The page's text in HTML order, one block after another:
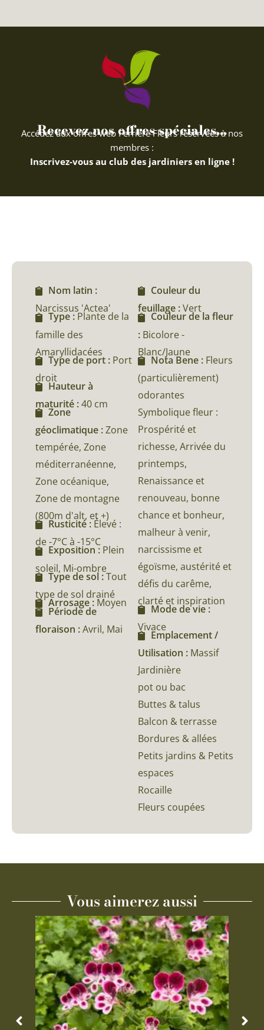
Recevez nos offres spéciales...
Accédez aux offres web Ferriere Fleurs réservées à nos
membres :
Inscrivez-vous au club des jardiniers en ligne !
Nom latin :
Narcissus 'Actea'
Type : Plante de la
famille des
Amaryllidacées
Type de port : Port
droit
Hauteur à
maturité :40 cm
Zone
géoclimatique :Zone
tempérée, Zone
méditerranéenne,
Zone océanique,
Zone de montagne
(800m d'alt, et +)
Rusticité : Élevé :
de -7°C à -15°C
Exposition : Plein
soleil, Mi-ombre
Type de sol :Tout
type de sol drainé
Arrosage : Moyen
Période de
floraison :Avril, Mai
Couleur du
feuillage :Vert
Couleur de la fleur
: Bicolore -
Blanc/Jaune
Nota Bene : Fleurs
(particulièrement)
odorantes
Symbolique fleur :
Prospérité et
richesse, Arrivée du
printemps,
Renaissance et
renouveau, bonne
chance et bonheur,
malheur à venir,
narcissisme et
égoïsme, austérité et
défis du carême,
clarté et inspiration
Mode de vie :
Vivace
Emplacement /
Utilisation : Massif
Jardinière
pot ou bac
Buttes & talus
Balcon & terrasse
Bordures & allées
Petits jardins & Petits
espaces
Rocaille
Fleurs coupées
Vous aimerez aussi